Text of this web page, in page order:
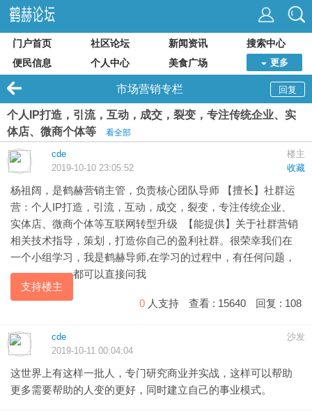
门户首页 社区论坛 新闻资讯
搜索中心
便民信息
个人中心 美食广场 更多
回复
市场营销专栏
个人IP打造，引流，互动，成交，裂变，专注传统企业、实
体店、微商个体等
看全部
楼主
cde
收藏
2019-10-10 23:05:52
杨祖阔 ，是鹤赫营销主管，负责核心团队导师 【擅长】社群运
营：个人IP打造，引流，互动，成交，裂变，专注传统企业、
实体店、微商个体等互联网转型升级 【能提供】关于社群营销
相关技术指导，策划，打造你自己的盈利社群。很荣幸我们在
一个小组学习，我是鹤赫导师,在学习的过程中，有任何问题，
都可以直接问我
支持楼主
0 人支持 查看 : 15640 回复 : 108
沙发
cde
2019-10-11 00:04:04
这世界上有这样一批人，专门研究商业并实战，这样可以帮助
更多需要帮助的人变的更好，同时建立自己的事业模式。